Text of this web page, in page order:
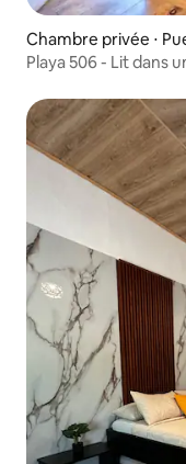
Chambre privée ⋅
Playa 506 - Lit dans